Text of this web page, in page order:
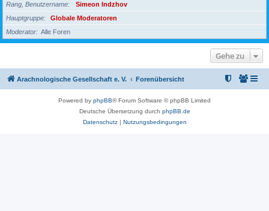
Rang, Benutzername
Simeon Indzhov
Hauptgruppe
Globale Moderatoren
Moderator
Alle Foren
Gehe zu
Arachnologische Gesellschaft e. V. Forenübersicht
Powered by phpBB® Forum Software © phpBB Limited
Deutsche Übersetzung durch phpBB.de
Datenschutz| Nutzungsbedingungen